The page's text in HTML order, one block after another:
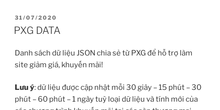
ĐĂNG
TRONG
31/07/2020
PXG DATA
Danh sách dữ liệu JSON chia sẻ từ PXG để hỗ trợ làm
site giảm giá, khuyến mãi!
Lưu ý: dữ liệu được cập nhật mỗi 30 giây – 15 phút – 30
phút – 60 phút – 1 ngày tuỳ loại dữ liệu và tính mới của